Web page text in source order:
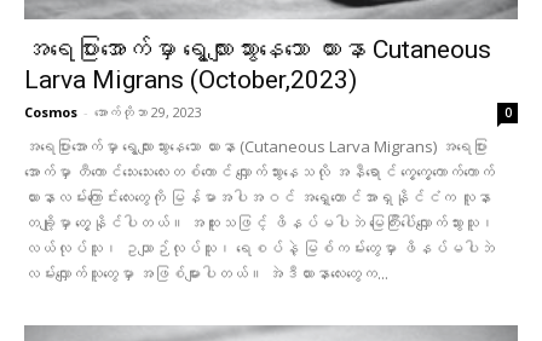
အရေပြားအောက်မှာ ရွေ့လျားသွားနေသော ယားနာ Cutaneous
Larva Migrans (October,2023)
Cosmos - အောက်တိုဘာ 29, 2023 0
အရေပြားအောက်မှာ ရွေ့လျားသွားနေသော ယားနာ (Cutaneous Larva Migrans) အရေပြား
အောက်မှာ တီကောင်သေးသေးလေးတစ်ကောင် လျှောက်သွားနေသလို အနီရောင် ကွေ့ကွေ့ကောက်ကောက်
ယားနာလမ်းကြောင်းလေးတွေကို မြန်မာအပါအဝင် အရှေ့တောင်အာရှနိုင်ငံက လူနာ
တချို့မှာ တွေ့နိုင်ပါတယ်။ အထူးသဖြင့် ဖိနပ်မပါဘဲ မြေကြီးပေါ်လျှောက်သွားသူ၊
လယ်လုပ်သူ၊ ဥယျာဉ်လုပ်သူ၊ ရေစပ်နဲ့ မြစ်ကမ်းတွေမှာ ဖိနပ်မပါဘဲ
လမ်းလျှောက်သူတွေမှာ အဖြစ်များပါတယ်။ အဲဒီယားနာလေးတွေက...